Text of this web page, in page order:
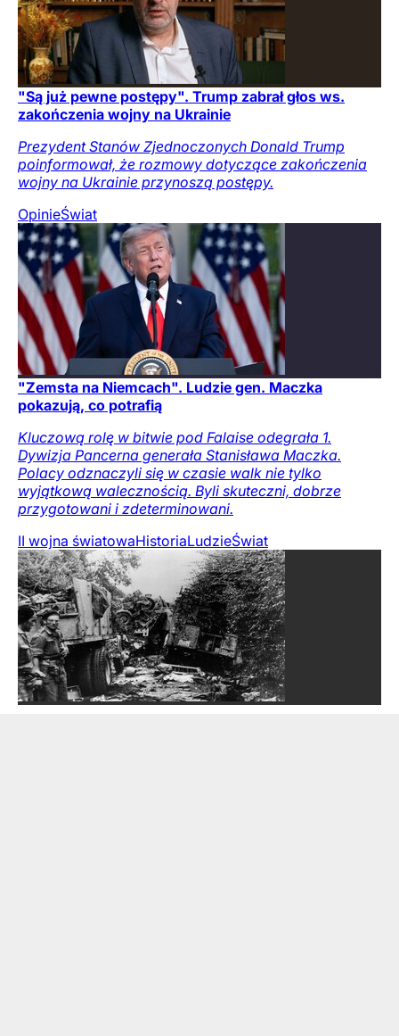
"Są już pewne postępy". Trump zabrał głos ws.
zakończenia wojny na Ukrainie
Prezydent Stanów Zjednoczonych Donald Trump
poinformował, że rozmowy dotyczące zakończenia
wojny na Ukrainie przynoszą postępy.
OpinieŚwiat
"Zemsta na Niemcach". Ludzie gen. Maczka
pokazują, co potrafią
Kluczową rolę w bitwie pod Falaise odegrała 1.
Dywizja Pancerna generała Stanisława Maczka.
Polacy odznaczyli się w czasie walk nie tylko
wyjątkową walecznością. Byli skuteczni, dobrze
przygotowani i zdeterminowani.
II wojna światowaHistoriaLudzieŚwiat